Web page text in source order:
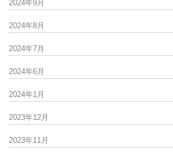
2024年9月
2024年8月
2024年7月
2024年6月
2024年1月
2023年12月
2023年11月